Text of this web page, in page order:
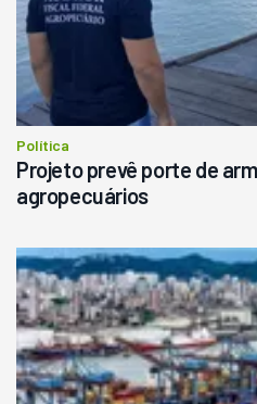
Política
Projeto prevê porte de
agropecuários